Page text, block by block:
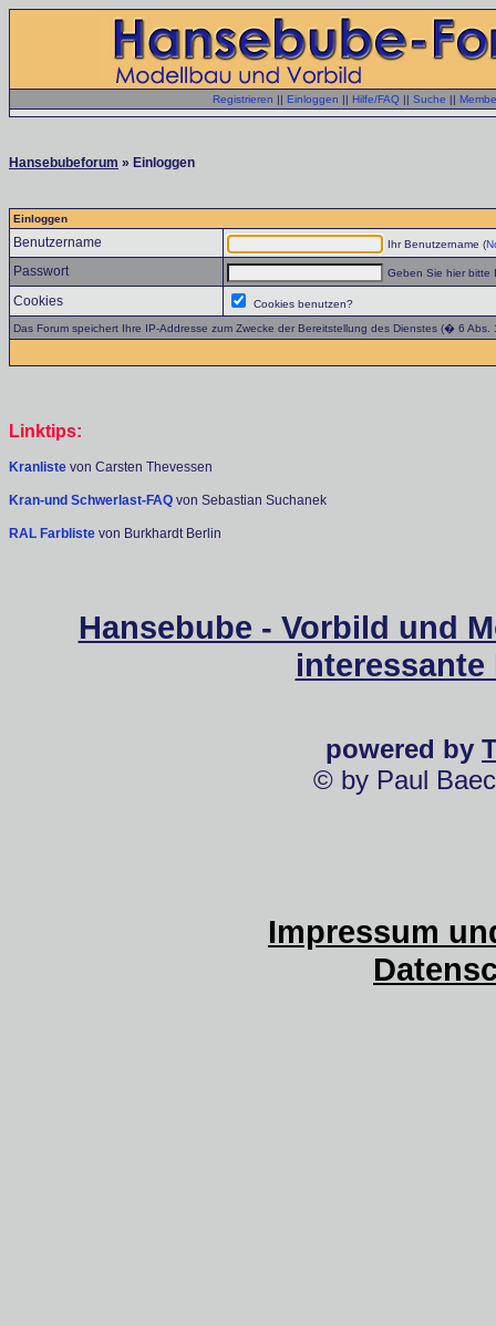
Registrieren || Einloggen || Hilfe/FAQ || Suche ||
Hansebubeforum » Einloggen
Einloggen
Benutzername Ihr Benutzername (
Passwort Geben Sie hier bitte
Cookies
Cookies benutzen?
Das Forum speichert Ihre IP-Addresse zum Zwecke der Bereitstellung des Dienstes (� 6
Linktips:
Kranliste von Carsten Thevessen
Kran-und Schwerlast-FAQ von Sebastian Suchanek
RAL Farbliste von Burkhardt Berlin
Hansebube - Vorbild und
powered by
© by Paul
Impressum